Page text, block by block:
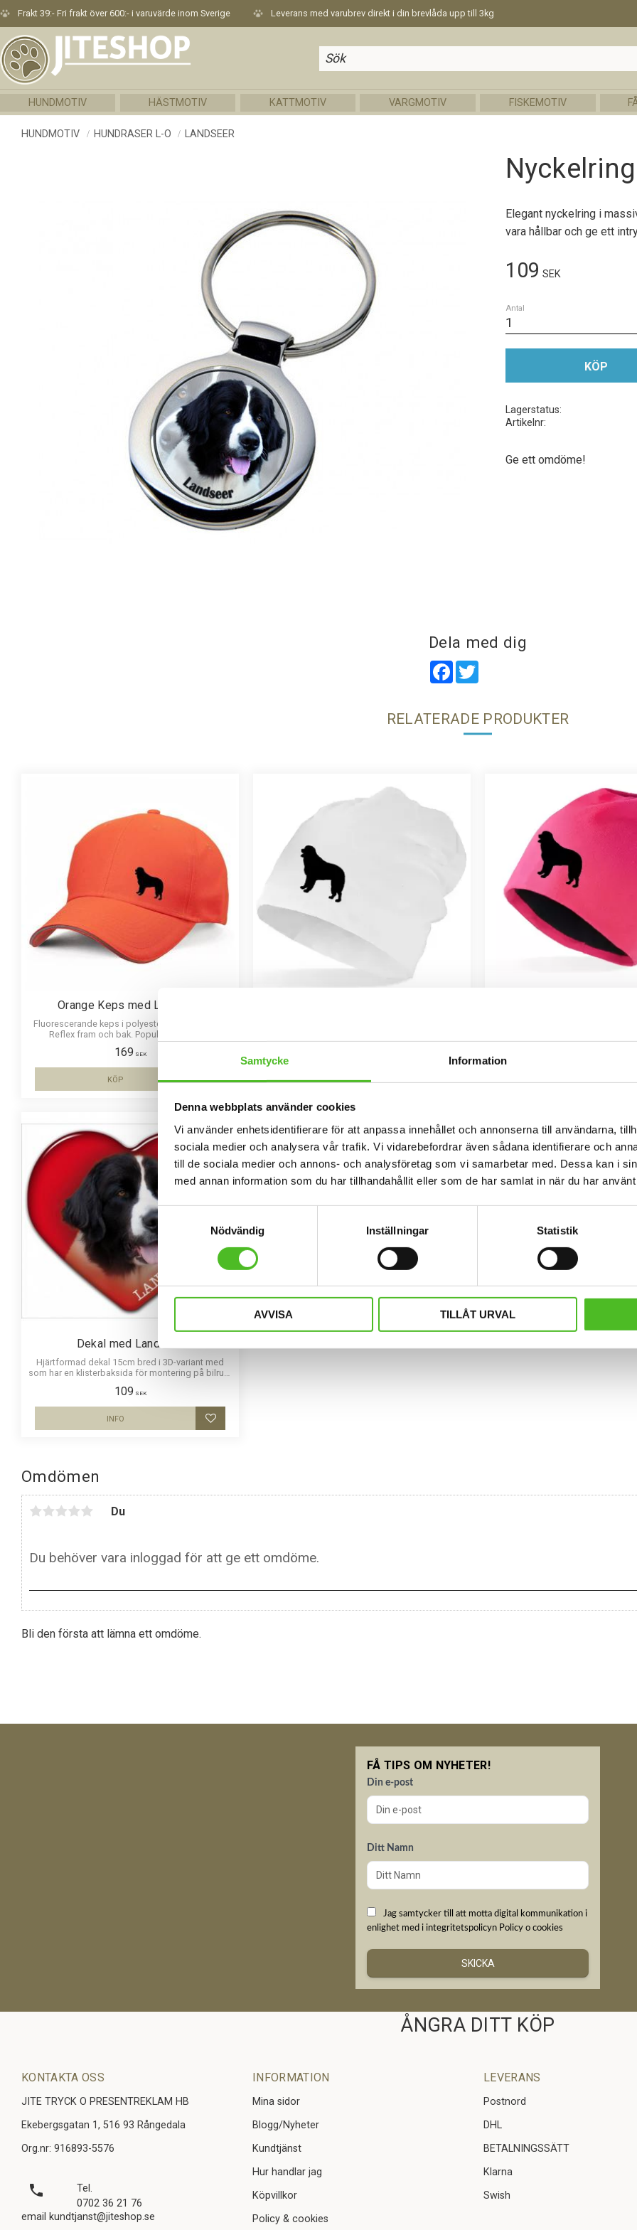
Samtycke Information
Denna webbplats använder cookies
Vi använder enhetsidentifierare för att anpassa innehållet och annonserna till användarna,
sociala medier och analysera vår trafik. Vi vidarebefordrar även sådana identifierare och
till de sociala medier och annons- och analysföretag som vi samarbetar med. Dessa kan i
med annan information som du har tillhandahållit eller som de har samlat in när du har
Samtyckesval
Nödvändig
Inställningar Statistik
AVVISA TILLÅT URVAL
Frakt 39:- Fri frakt över 600:- i varuvärde inom Sverige Leverans med varubrev direkt i din brevlåda upp till 3kg
HUNDMOTIV HÄSTMOTIV KATTMOTIV VARGMOTIV FISKEMOTIV
HUNDMOTIV HUNDRASER L-O LANDSEER
Elegant nyckelring i
vara hållbar och ge ett
109 SEK
Antal
KÖP
Lagerstatus
Artikelnr
Ge ett omdöme!
Dela med dig
Facebook
Omdömen
Du
Bli den första att lämna ett omdöme.
RELATERADE PRODUKTER
Orange Keps med Landseer
Fluorescerande keps i polyester med Landseer.
Reflex fram och bak. Populär jägarkeps.
169 SEK
Lägg till i favoriter
KÖP
Lägg till i favoriter
INFO
finns i flera färger.
Dekal med Landseer
Hjärtformad dekal 15cm bred i 3D-variant med
som har en klisterbaksida för montering på bilruta
109 SEK
Lägg till i favoriter
INFO
FÅ TIPS OM NYHETER!
Din e-post
Ditt Namn
Jag samtycker till att motta digital kommunikation i
enlighet med i integritetspolicyn Policy o cookies
SKICKA
ÅNGRA DITT KÖP
KONTAKTA OSS
JITE TRYCK O PRESENTREKLAM HB
Ekebergsgatan 1, 516 93 Rångedala
Org.nr: 916893-5576
local_phone
Tel.
0702 36 21 76
email kundtjanst@jiteshop.se
INFORMATION
Mina sidor
Blogg/Nyheter
Kundtjänst
Hur handlar jag
Köpvillkor
Policy & cookies
LEVERANS
Postnord
DHL
BETALNINGSSÄTT
Klarna
Swish